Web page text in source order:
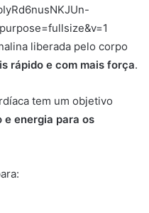
liberada pelo corpo
rápido e com mais força.
tem um objetivo
e energia para os